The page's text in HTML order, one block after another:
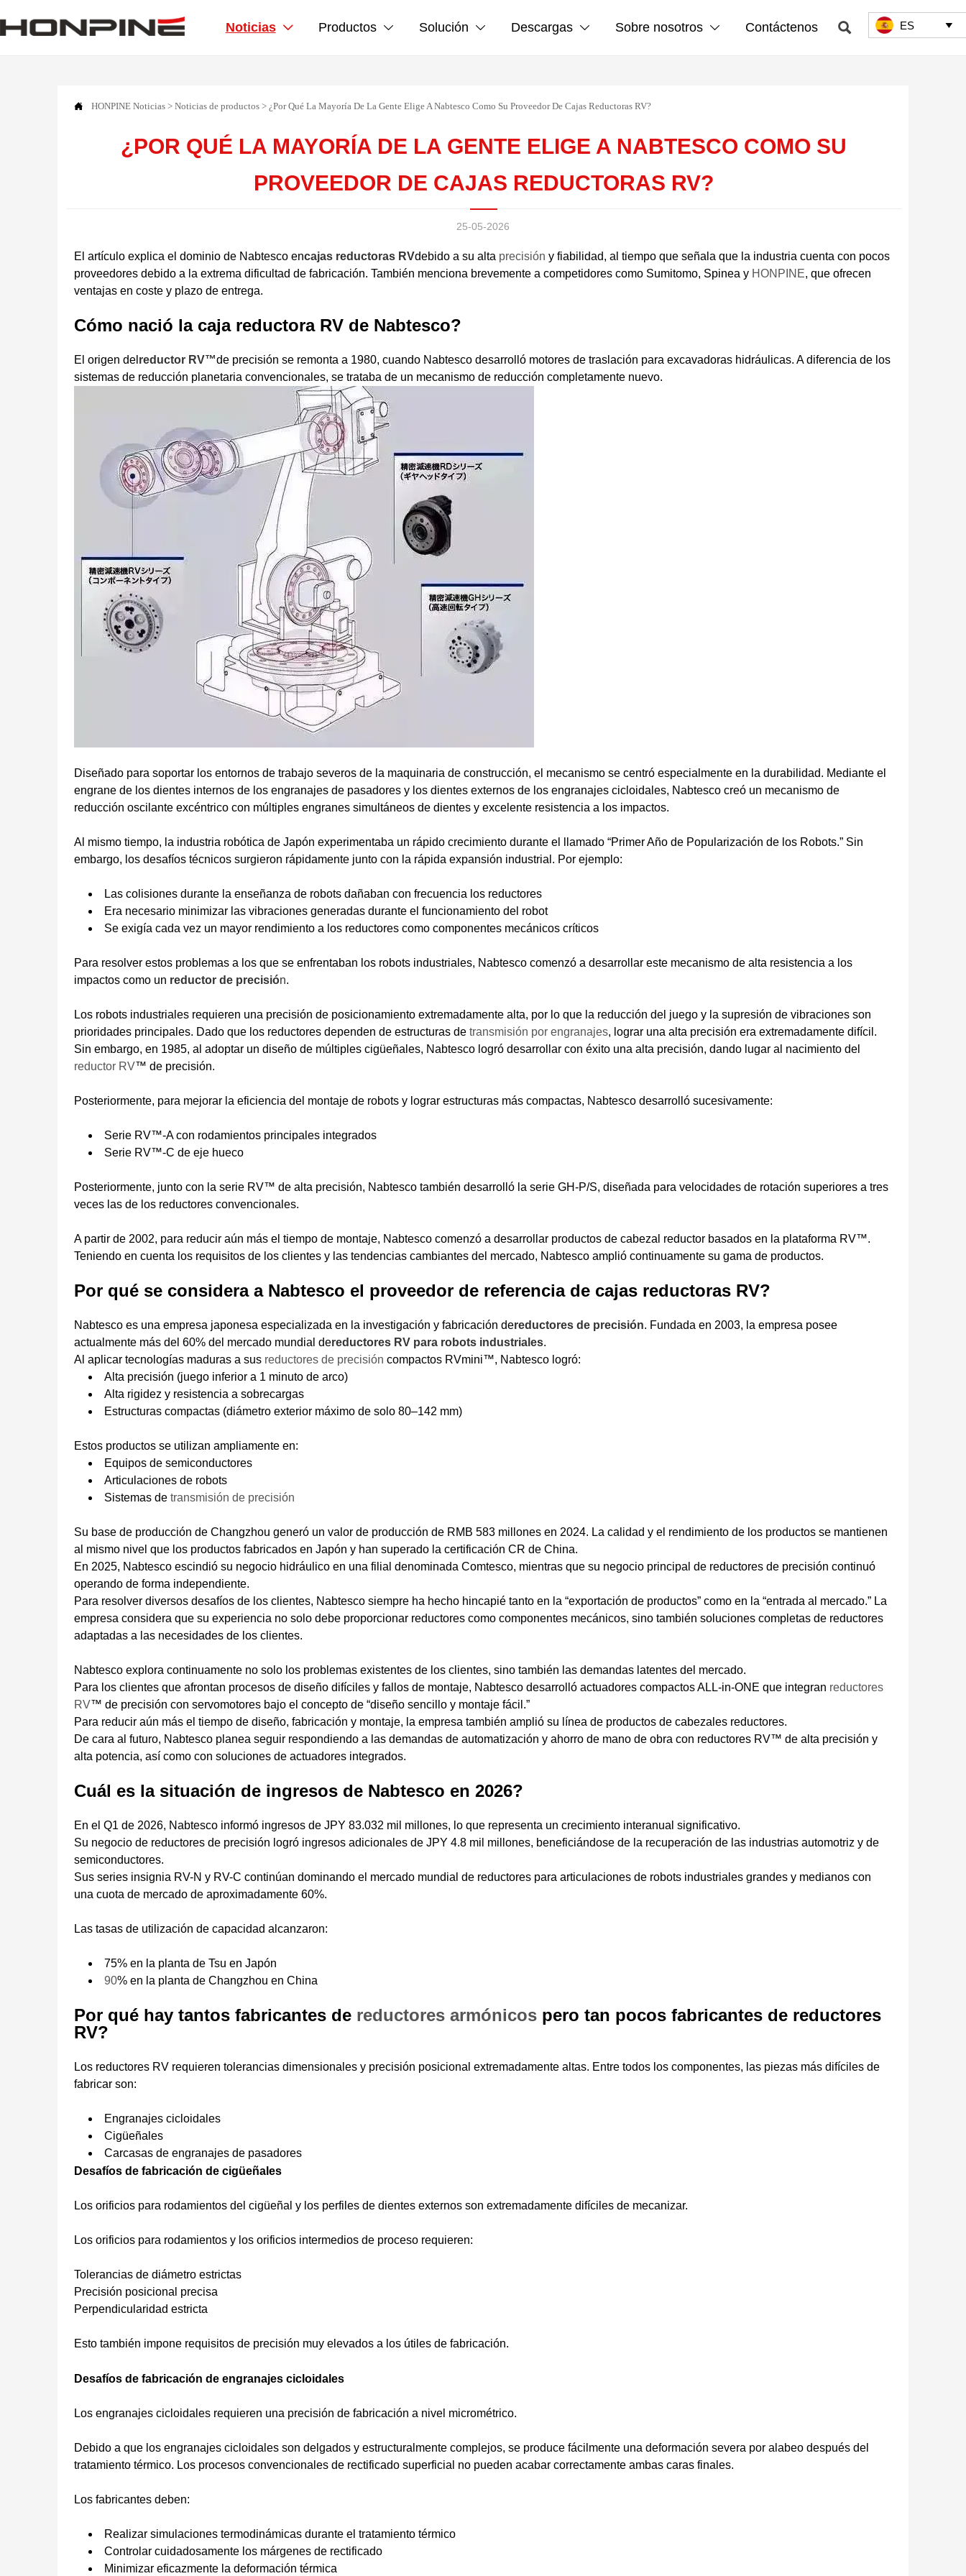
Noticias  Productos  Solución  Descargas  Sobre nosotros  Contáctenos  ES 
 HONPINE Noticias> Noticias de productos> ¿Por Qué La Mayoría De La Gente Elige A Nabtesco Como Su Proveedor De Cajas Reductoras RV?
¿POR QUÉ LA MAYORÍA DE LA GENTE ELIGE A NABTESCO COMO SU
PROVEEDOR DE CAJAS REDUCTORAS RV?
25-05-2026
El artículo explica el dominio de Nabtesco encajas reductoras RVdebido a su alta precisión y fiabilidad, al tiempo que señala que la industria cuenta con pocos
proveedores debido a la extrema dificultad de fabricación. También menciona brevemente a competidores como Sumitomo, Spinea y HONPINE, que ofrecen
ventajas en coste y plazo de entrega.
Cómo nació la caja reductora RV de Nabtesco?
El origen del reductor RV™de precisión se remonta a 1980, cuando Nabtesco desarrolló motores de traslación para excavadoras hidráulicas. A diferencia de los
sistemas de reducción planetaria convencionales, se trataba de un mecanismo de reducción completamente nuevo.
Diseñado para soportar los entornos de trabajo severos de la maquinaria de construcción, el mecanismo se centró especialmente en la durabilidad. Mediante el
engrane de los dientes internos de los engranajes de pasadores y los dientes externos de los engranajes cicloidales, Nabtesco creó un mecanismo de
reducción oscilante excéntrico con múltiples engranes simultáneos de dientes y excelente resistencia a los impactos.
Al mismo tiempo, la industria robótica de Japón experimentaba un rápido crecimiento durante el llamado “Primer Año de Popularización de los Robots.” Sin
embargo, los desafíos técnicos surgieron rápidamente junto con la rápida expansión industrial. Por ejemplo:
Las colisiones durante la enseñanza de robots dañaban con frecuencia los reductores
Era necesario minimizar las vibraciones generadas durante el funcionamiento del robot
Se exigía cada vez un mayor rendimiento a los reductores como componentes mecánicos críticos
Para resolver estos problemas a los que se enfrentaban los robots industriales, Nabtesco comenzó a desarrollar este mecanismo de alta resistencia a los
impactos como un reductor de precisión.
Los robots industriales requieren una precisión de posicionamiento extremadamente alta, por lo que la reducción del juego y la supresión de vibraciones son
prioridades principales. Dado que los reductores dependen de estructuras detransmisión por engranajes, lograr una alta precisión era extremadamente difícil.
Sin embargo, en 1985, al adoptar un diseño de múltiples cigüeñales, Nabtesco logró desarrollar con éxito una alta precisión, dando lugar al nacimiento del
reductor RV™ de precisión.
Posteriormente, para mejorar la eficiencia del montaje de robots y lograr estructuras más compactas, Nabtesco desarrolló sucesivamente:
Serie RV™-A con rodamientos principales integrados
Serie RV™-C de eje hueco
Posteriormente, junto con la serie RV™ de alta precisión, Nabtesco también desarrolló la serie GH-P/S, diseñada para velocidades de rotación superiores a tres
veces las de los reductores convencionales.
A partir de 2002, para reducir aún más el tiempo de montaje, Nabtesco comenzó a desarrollar productos de cabezal reductor basados en la plataforma RV™.
Teniendo en cuenta los requisitos de los clientes y las tendencias cambiantes del mercado, Nabtesco amplió continuamente su gama de productos.
Por qué se considera a Nabtesco el proveedor de referencia de cajas reductoras RV?
Nabtesco es una empresa japonesa especializada en la investigación y fabricación dereductores de precisión. Fundada en 2003, la empresa posee
actualmente más del 60% del mercado mundial dereductores RV para robots industriales.
Al aplicar tecnologías maduras a sus reductores de precisión compactos RVmini™, Nabtesco logró:
Alta precisión (juego inferior a 1 minuto de arco)
Alta rigidez y resistencia a sobrecargas
Estructuras compactas (diámetro exterior máximo de solo 80–142 mm)
Estos productos se utilizan ampliamente en:
Equipos de semiconductores
Articulaciones de robots
Sistemas detransmisión de precisión
Su base de producción de Changzhou generó un valor de producción de RMB 583 millones en 2024. La calidad y el rendimiento de los productos se mantienen
al mismo nivel que los productos fabricados en Japón y han superado la certificación CR de China.
En 2025, Nabtesco escindió su negocio hidráulico en una filial denominada Comtesco, mientras que su negocio principal de reductores de precisión continuó
operando de forma independiente.
Para resolver diversos desafíos de los clientes, Nabtesco siempre ha hecho hincapié tanto en la “exportación de productos” como en la “entrada al mercado.” La
empresa considera que su experiencia no solo debe proporcionar reductores como componentes mecánicos, sino también soluciones completas de reductores
adaptadas a las necesidades de los clientes.
Nabtesco explora continuamente no solo los problemas existentes de los clientes, sino también las demandas latentes del mercado.
Para los clientes que afrontan procesos de diseño difíciles y fallos de montaje, Nabtesco desarrolló actuadores compactos ALL-in-ONE que integran reductores
RV™ de precisión con servomotores bajo el concepto de “diseño sencillo y montaje fácil.”
Para reducir aún más el tiempo de diseño, fabricación y montaje, la empresa también amplió su línea de productos de cabezales reductores.
De cara al futuro, Nabtesco planea seguir respondiendo a las demandas de automatización y ahorro de mano de obra con reductores RV™ de alta precisión y
alta potencia, así como con soluciones de actuadores integrados.
Cuál es la situación de ingresos de Nabtesco en 2026?
En el Q1 de 2026, Nabtesco informó ingresos de JPY 83.032 mil millones, lo que representa un crecimiento interanual significativo.
Su negocio de reductores de precisión logró ingresos adicionales de JPY 4.8 mil millones, beneficiándose de la recuperación de las industrias automotriz y de
semiconductores.
Sus series insignia RV-N y RV-C continúan dominando el mercado mundial de reductores para articulaciones de robots industriales grandes y medianos con
una cuota de mercado de aproximadamente 60%.
Las tasas de utilización de capacidad alcanzaron:
75% en la planta de Tsu en Japón
90% en la planta de Changzhou en China
Por qué hay tantos fabricantes de reductores armónicos pero tan pocos fabricantes de reductores
RV?
Los reductores RV requieren tolerancias dimensionales y precisión posicional extremadamente altas. Entre todos los componentes, las piezas más difíciles de
fabricar son:
Engranajes cicloidales
Cigüeñales
Carcasas de engranajes de pasadores
Desafíos de fabricación de cigüeñales
Los orificios para rodamientos del cigüeñal y los perfiles de dientes externos son extremadamente difíciles de mecanizar.
Los orificios para rodamientos y los orificios intermedios de proceso requieren:
Tolerancias de diámetro estrictas
Precisión posicional precisa
Perpendicularidad estricta
Esto también impone requisitos de precisión muy elevados a los útiles de fabricación.
Desafíos de fabricación de engranajes cicloidales
Los engranajes cicloidales requieren una precisión de fabricación a nivel micrométrico.
Debido a que los engranajes cicloidales son delgados y estructuralmente complejos, se produce fácilmente una deformación severa por alabeo después del
tratamiento térmico. Los procesos convencionales de rectificado superficial no pueden acabar correctamente ambas caras finales.
Los fabricantes deben:
Realizar simulaciones termodinámicas durante el tratamiento térmico
Controlar cuidadosamente los márgenes de rectificado
Minimizar eficazmente la deformación térmica